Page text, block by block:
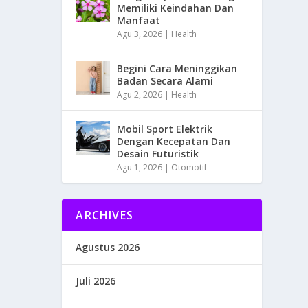
Memiliki Keindahan Dan
Manfaat
Agu 3, 2026 | Health
Begini Cara Meninggikan
Badan Secara Alami
Agu 2, 2026 | Health
Mobil Sport Elektrik
Dengan Kecepatan Dan
Desain Futuristik
Agu 1, 2026 | Otomotif
ARCHIVES
Agustus 2026
Juli 2026